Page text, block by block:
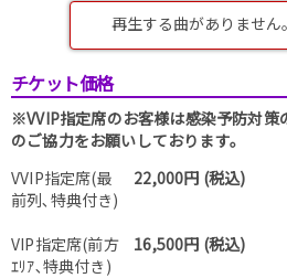
チケット価格
※VVIP指定席のお客様は感染予防対策
のご協力をお願いしております。
VVIP指定席(最
前列､特典付き)
22,000円 (税込)
VIP指定席(前方
ｴﾘｱ､特典付き)
16,500円 (税込)